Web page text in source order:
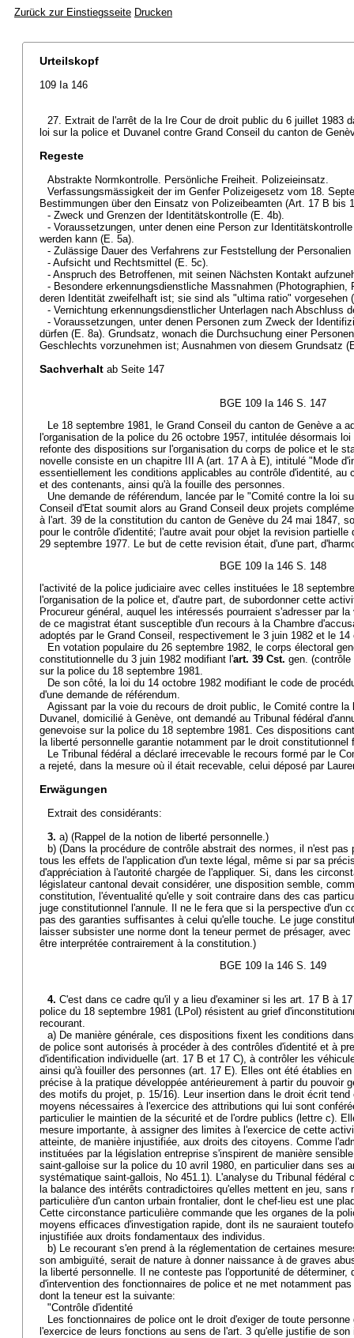
Zurück zur Einstiegsseite Drucken
Urteilskopf
109 Ia 146
27. Extrait de l'arrêt de la Ire Cour de droit public du 6 juillet 1983
loi sur la police et Duvanel contre Grand Conseil du canton de
Regeste
Abstrakte Normkontrolle. Persönliche Freiheit. Polizeieinsatz.
Verfassungsmässigkeit der im Genfer Polizeigesetz vom 18.
Bestimmungen über den Einsatz von Polizeibeamten (Art. 17 B bis
- Zweck und Grenzen der Identitätskontrolle (E. 4b).
- Voraussetzungen, unter denen eine Person zur
werden kann (E. 5a).
- Zulässige Dauer des Verfahrens zur Feststellung der Personalien
- Aufsicht und Rechtsmittel (E. 5c).
- Anspruch des Betroffenen, mit seinen Nächsten Kontakt
- Besondere erkennungsdienstliche Massnahmen (Photographien,
deren Identität zweifelhaft ist; sie sind als "ultima ratio" vorgesehen
- Vernichtung erkennungsdienstlicher Unterlagen nach Abschluss
- Voraussetzungen, unter denen Personen zum Zweck der
dürfen (E. 8a). Grundsatz, wonach die Durchsuchung einer
Geschlechts vorzunehmen ist; Ausnahmen von diesem Grundsatz
Sachverhalt ab Seite 147
BGE 109 Ia 146 S. 147
Le 18 septembre 1981, le Grand Conseil du canton de Genève a
l'organisation de la police du 26 octobre 1957, intitulée désormais
refonte des dispositions sur l'organisation du corps de police et le
novelle consiste en un chapitre III A (art. 17 A à E), intitulé "Mode
essentiellement les conditions applicables au contrôle d'identité, au
et des contenants, ainsi qu'à la fouille des personnes.
Une demande de référendum, lancée par le "Comité contre la loi
Conseil d'Etat soumit alors au Grand Conseil deux projets
à l'art. 39 de la constitution du canton de Genève du 24 mai 1847,
pour le contrôle d'identité; l'autre avait pour objet la revision partielle
29 septembre 1977. Le but de cette revision était, d'une part,
BGE 109 Ia 146 S. 148
l'activité de la police judiciaire avec celles instituées le 18
l'organisation de la police et, d'autre part, de subordonner cette
Procureur général, auquel les intéressés pourraient s'adresser par
de ce magistrat étant susceptible d'un recours à la Chambre
adoptés par le Grand Conseil, respectivement le 3 juin 1982 et le 14
En votation populaire du 26 septembre 1982, le corps électoral
constitutionnelle du 3 juin 1982 modifiant l'art. 39 Cst. gen.
sur la police du 18 septembre 1981.
De son côté, la loi du 14 octobre 1982 modifiant le code de
d'une demande de référendum.
Agissant par la voie du recours de droit public, le Comité contre la
Duvanel, domicilié à Genève, ont demandé au Tribunal fédéral
genevoise sur la police du 18 septembre 1981. Ces dispositions
la liberté personnelle garantie notamment par le droit constitutionnel
Le Tribunal fédéral a déclaré irrecevable le recours formé par le
a rejeté, dans la mesure où il était recevable, celui déposé par
Erwägungen
Extrait des considérants:
3. a) (Rappel de la notion de liberté personnelle.)
b) (Dans la procédure de contrôle abstrait des normes, il n'est pas
tous les effets de l'application d'un texte légal, même si par sa
d'appréciation à l'autorité chargée de l'appliquer. Si, dans les
législateur cantonal devait considérer, une disposition semble,
constitution, l'éventualité qu'elle y soit contraire dans des cas
juge constitutionnel l'annule. Il ne le fera que si la perspective d'un
pas des garanties suffisantes à celui qu'elle touche. Le juge
laisser subsister une norme dont la teneur permet de présager,
être interprétée contrairement à la constitution.)
BGE 109 Ia 146 S. 149
4. C'est dans ce cadre qu'il y a lieu d'examiner si les art. 17 B à
police du 18 septembre 1981 (LPol) résistent au grief
recourant.
a) De manière générale, ces dispositions fixent les conditions
de police sont autorisés à procéder à des contrôles d'identité et à
d'identification individuelle (art. 17 B et 17 C), à contrôler les
ainsi qu'à fouiller des personnes (art. 17 E). Elles ont été établies
précise à la pratique développée antérieurement à partir du pouvoir
des motifs du projet, p. 15/16). Leur insertion dans le droit écrit
moyens nécessaires à l'exercice des attributions qui lui sont
particulier le maintien de la sécurité et de l'ordre publics (lettre c).
mesure importante, à assigner des limites à l'exercice de cette
atteinte, de manière injustifiée, aux droits des citoyens. Comme
instituées par la législation entreprise s'inspirent de manière
saint-galloise sur la police du 10 avril 1980, en particulier dans ses
systématique saint-gallois, No 451.1). L'analyse du Tribunal fédéral
la balance des intérêts contradictoires qu'elles mettent en jeu, sans
particulière d'un canton urbain frontalier, dont le chef-lieu est une
Cette circonstance particulière commande que les organes de la
moyens efficaces d'investigation rapide, dont ils ne sauraient
injustifiée aux droits fondamentaux des individus.
b) Le recourant s'en prend à la réglementation de certaines
son ambiguïté, serait de nature à donner naissance à de graves
la liberté personnelle. Il ne conteste pas l'opportunité de
d'intervention des fonctionnaires de police et ne met notamment
dont la teneur est la suivante:
"Contrôle d'identité
Les fonctionnaires de police ont le droit d'exiger de toute
l'exercice de leurs fonctions au sens de l'art. 3 qu'elle justifie de son